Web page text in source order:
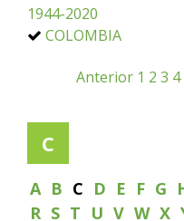
1944-2020
COLOMBIA
Anterior 1 2 3 4
C
A B C D E F G
R S T U V W X